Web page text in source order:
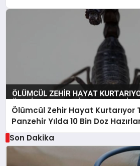
Ölümcül Zehir Hayat Kurtarıyor
Panzehir Yılda 10 Bin Doz
Son Dakika